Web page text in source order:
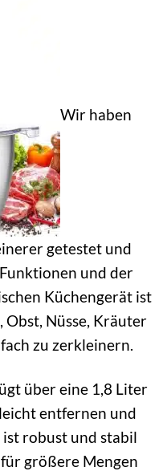
Wir haben
getestet und
und der
Küchengerät ist
Obst, Nüsse, Kräuter
zu zerkleinern.
über eine 1,8 Liter
entfernen und
ist robust und stabil
größere Mengen